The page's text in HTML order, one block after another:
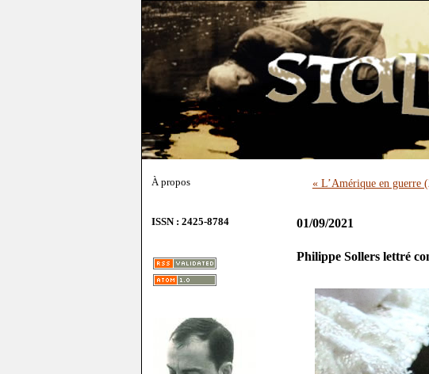
À propos
ISSN : 2425-8784
« L’Amérique en guerre
01/09/2021
Philippe Sollers lettré